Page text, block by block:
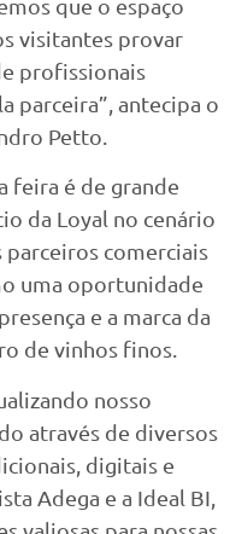
que o espaço
visitantes provar
profissionais
parceira”, antecipa o
Petto.
feira é de grande
da Loyal no cenário
parceiros comerciais
uma oportunidade
e a marca da
de vinhos finos.
nosso
através de diversos
digitais e
Adega e a Ideal BI,